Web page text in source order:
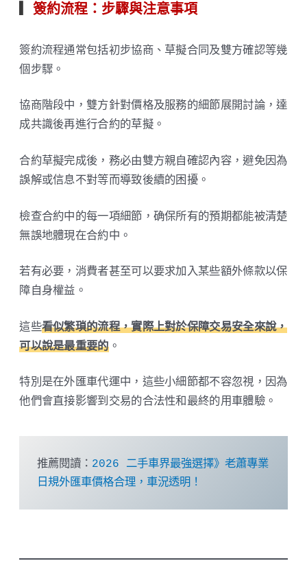
▎簽約流程：步驟與注意事項
簽約流程通常包括初步協商、草擬合同及雙方確認等幾
個步驟。
協商階段中，雙方針對價格及服務的細節展開討論，達
成共識後再進行合約的草擬。
合約草擬完成後，務必由雙方親自確認內容，避免因為
誤解或信息不對等而導致後續的困擾。
檢查合約中的每一項細節，确保所有的預期都能被清楚
無誤地體現在合約中。
若有必要，消費者甚至可以要求加入某些額外條款以保
障自身權益。
這些看似繁瑣的流程，實際上對於保障交易安全來說，
可以說是最重要的。
特別是在外匯車代運中，這些小細節都不容忽視，因為
他們會直接影響到交易的合法性和最終的用車體驗。
推薦閱讀： 2026 二手車界最強選擇》老蕭專業
日規外匯車價格合理，車況透明！